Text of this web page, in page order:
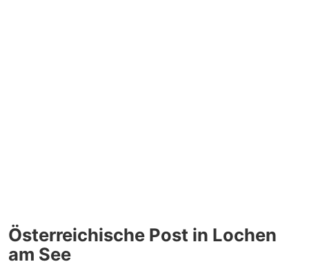
Österreichische Post in Lochen
am See